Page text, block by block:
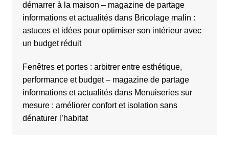
démarrer à la maison – magazine de partage
informations et actualitésdans Bricolage malin :
astuces et idées pour optimiser son intérieur avec
un budget réduit
Fenêtres et portes : arbitrer entre esthétique,
performance et budget – magazine de partage
informations et actualitésdans Menuiseries sur
mesure : améliorer confort et isolation sans
dénaturer l’habitat